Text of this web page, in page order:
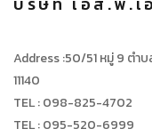
Address :50/51 หมู่ 9 ตำ
11140
TEL : 098-825-4702
TEL : 095-520-6999